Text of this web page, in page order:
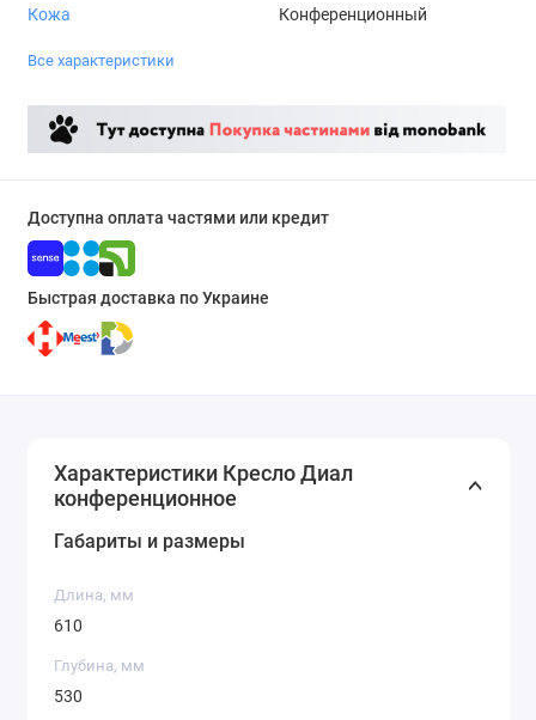
Кожа Конференционный
Все характеристики
Доступна оплата частями или кредит
Быстрая доставка по Украине
Характеристики Кресло Диал
конференционное
Габариты и размеры
Длина, мм
610
Глубина, мм
530